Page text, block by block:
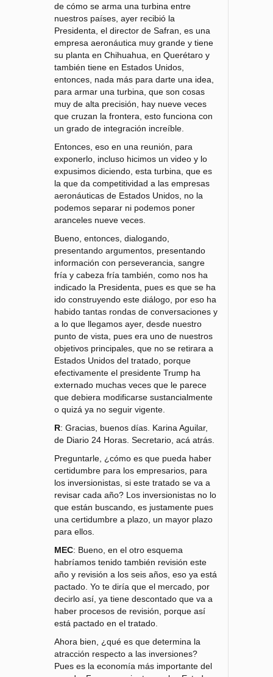
de cómo se arma una turbina entre
nuestros países, ayer recibió la
Presidenta, el director de Safran, es una
empresa aeronáutica muy grande y tiene
su planta en Chihuahua, en Querétaro y
también tiene en Estados Unidos,
entonces, nada más para darte una idea,
para armar una turbina, que son cosas
muy de alta precisión, hay nueve veces
que cruzan la frontera, esto funciona con
un grado de integración increíble.
Entonces, eso en una reunión, para
exponerlo, incluso hicimos un video y lo
expusimos diciendo, esta turbina, que es
la que da competitividad a las empresas
aeronáuticas de Estados Unidos, no la
podemos separar ni podemos poner
aranceles nueve veces.
Bueno, entonces, dialogando,
presentando argumentos, presentando
información con perseverancia, sangre
fría y cabeza fría también, como nos ha
indicado la Presidenta, pues es que se ha
ido construyendo este diálogo, por eso ha
habido tantas rondas de conversaciones y
a lo que llegamos ayer, desde nuestro
punto de vista, pues era uno de nuestros
objetivos principales, que no se retirara a
Estados Unidos del tratado, porque
efectivamente el presidente Trump ha
externado muchas veces que le parece
que debiera modificarse sustancialmente
o quizá ya no seguir vigente.
R: Gracias, buenos días. Karina Aguilar,
de Diario 24 Horas. Secretario, acá atrás.
Preguntarle, ¿cómo es que pueda haber
certidumbre para los empresarios, para
los inversionistas, si este tratado se va a
revisar cada año? Los inversionistas no lo
que están buscando, es justamente pues
una certidumbre a plazo, un mayor plazo
para ellos.
MEC: Bueno, en el otro esquema
habríamos tenido también revisión este
año y revisión a los seis años, eso ya está
pactado. Yo te diría que el mercado, por
decirlo así, ya tiene descontado que va a
haber procesos de revisión, porque así
está pactado en el tratado.
Ahora bien, ¿qué es que determina la
atracción respecto a las inversiones?
Pues es la economía más importante del